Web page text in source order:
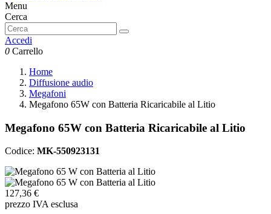
Menu
Cerca
Accedi
0 Carrello
Home
Diffusione audio
Megafoni
Megafono 65W con Batteria Ricaricabile al Litio
Megafono 65W con Batteria Ricaricabile al Litio
Codice: MK-550923131
127,36 €
prezzo IVA esclusa